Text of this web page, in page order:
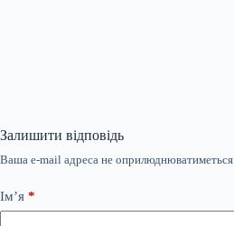
Залишити відповідь
Ваша e-mail адреса не оприлюднюватиметься.
Ім’я *